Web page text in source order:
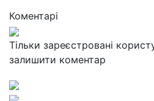
Коментарі
Тільки зареєстровані
залишити коментар